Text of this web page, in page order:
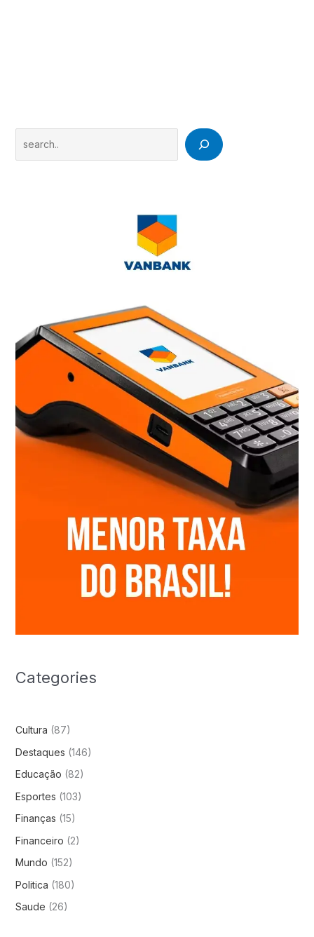
Categories
Cultura (87)
Destaques (146)
Educação (82)
Esportes (103)
Finanças (15)
Financeiro (2)
Mundo (152)
Politica (180)
Saude (26)